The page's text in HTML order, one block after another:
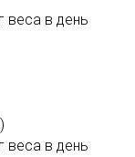
веса в день
веса в день